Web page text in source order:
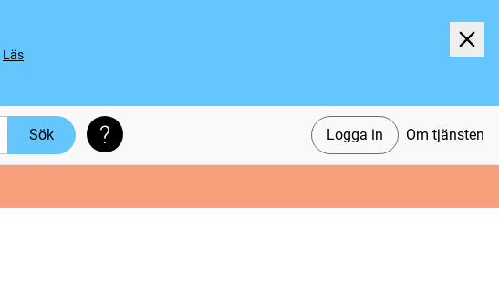
Läs
Logga in Om tjänsten
Sök Söktips